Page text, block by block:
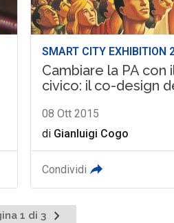
SMART CITY EXHIBITION
Cambiare la PA con
civico: il co-design
08 Ott 2015
di Gianluigi Cogo
Condividi
1 di 3
Pagina